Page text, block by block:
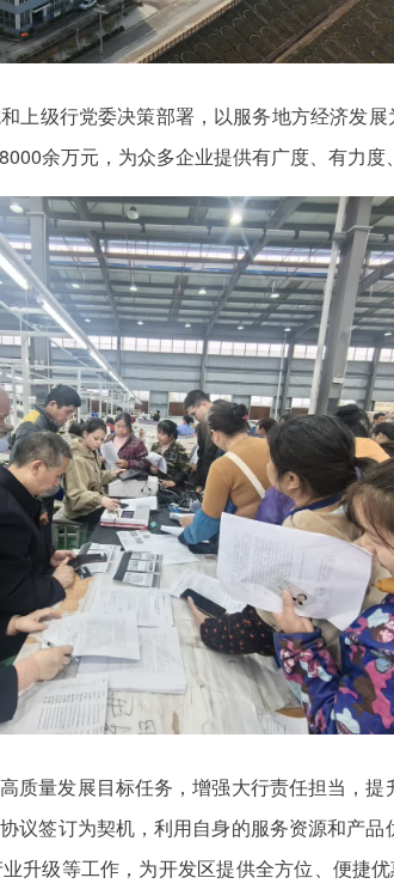
上级行党委决策部署，以服务地方经济发
余万元，为众多企业提供有广度、有力度
质量发展目标任务，增强大行责任担当，
议签订为契机，利用自身的服务资源和产
升级等工作，为开发区提供全方位、便捷